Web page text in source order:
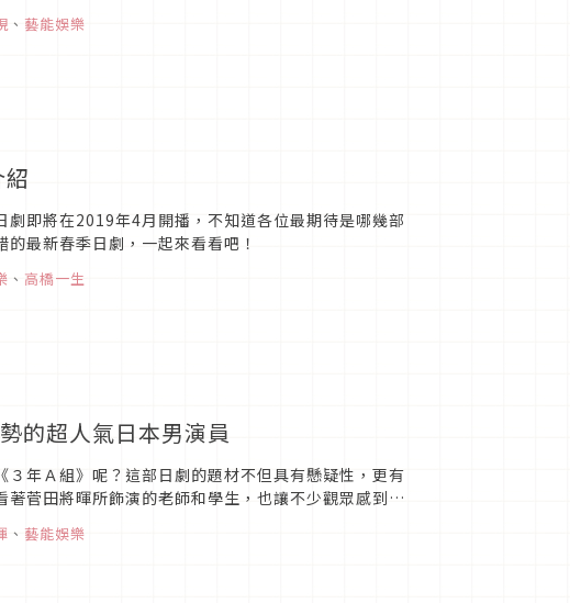
、 藝能娛樂
即將在2019年4月開播，不知道各位最期待是哪幾部
最新春季日劇，一起來看看吧！
、 高橋一生
的超人氣日本男演員
年Ａ組》呢？這部日劇的題材不但具有懸疑性，更有
菅田將暉所飾演的老師和學生，也讓不少觀眾感到時
、 藝能娛樂